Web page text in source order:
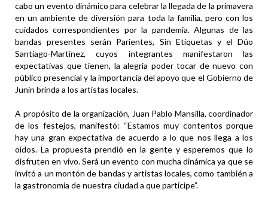
cabo un evento dinámico para celebrar la llegada de la primavera
en un ambiente de diversión para toda la familia, pero con los
cuidados correspondientes por la pandemia. Algunas de las
bandas presentes serán Parientes, Sin Etiquetas y el Dúo
Santiago-Martínez, cuyos integrantes manifestaron las
expectativas que tienen, la alegría poder tocar de nuevo con
público presencial y la importancia del apoyo que el Gobierno de
Junín brinda a los artistas locales.
A propósito de la organización, Juan Pablo Mansilla, coordinador
de los festejos, manifestó: “Estamos muy contentos porque
hay una gran expectativa de acuerdo a lo que nos llega a los
oídos. La propuesta prendió en la gente y esperemos que lo
disfruten en vivo. Será un evento con mucha dinámica ya que se
invitó a un montón de bandas y artistas locales, como también a
la gastronomía de nuestra ciudad a que participe”.